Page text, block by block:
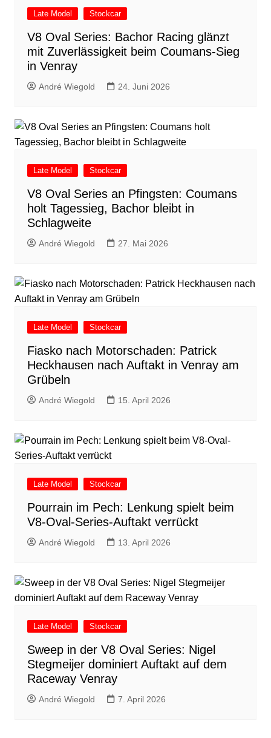
Late Model Stockcar
V8 Oval Series: Bachor Racing glänzt
mit Zuverlässigkeit beim Coumans-Sieg
in Venray
André Wiegold 24. Juni 2026
Late Model Stockcar
V8 Oval Series an Pfingsten: Coumans
holt Tagessieg, Bachor bleibt in
Schlagweite
André Wiegold 27. Mai 2026
Late Model Stockcar
Fiasko nach Motorschaden: Patrick
Heckhausen nach Auftakt in Venray am
Grübeln
André Wiegold 15. April 2026
Late Model Stockcar
Pourrain im Pech: Lenkung spielt beim
V8-Oval-Series-Auftakt verrückt
André Wiegold 13. April 2026
Late Model Stockcar
Sweep in der V8 Oval Series: Nigel
Stegmeijer dominiert Auftakt auf dem
Raceway Venray
André Wiegold 7. April 2026